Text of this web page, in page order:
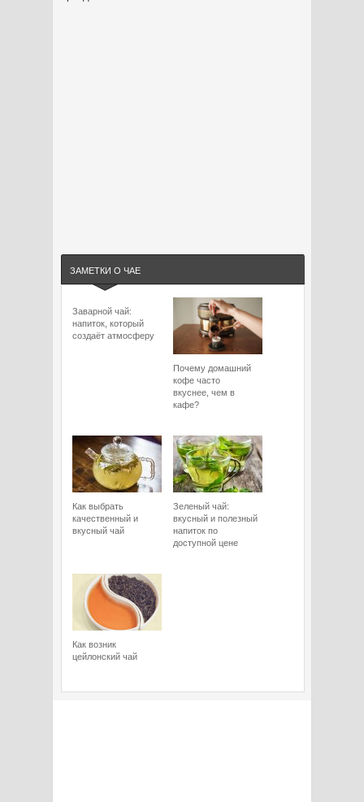
ЗАМЕТКИ О ЧАЕ
Заварной чай:
напиток, который
создаёт атмосферу
Почему домашний
кофе часто
вкуснее, чем в
кафе?
Как выбрать
качественный и
вкусный чай
Зеленый чай:
вкусный и полезный
напиток по
доступной цене
Как возник
цейлонский чай